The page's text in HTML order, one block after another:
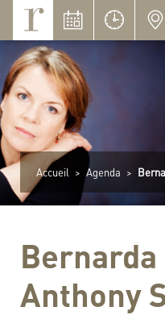
Accueil > Agenda >
Anthony
Panneau de gestion des